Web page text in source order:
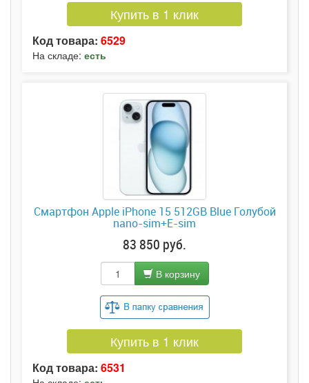
Купить в 1 клик
Код товара: 6529
На складе: есть
Смартфон Apple iPhone 15 512GB Blue Голубой
nano-sim+E-sim
83 850 руб.
В корзину
Купить в 1 клик
Код товара: 6531